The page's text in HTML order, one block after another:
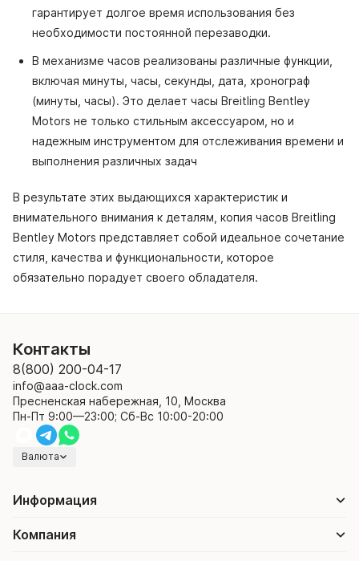
гарантирует долгое время использования без
необходимости постоянной перезаводки.
В механизме часов реализованы различные функции,
включая минуты, часы, секунды, дата, хронограф
(минуты, часы). Это делает часы Breitling Bentley
Motors не только стильным аксессуаром, но и
надежным инструментом для отслеживания времени и
выполнения различных задач
В результате этих выдающихся характеристик и
внимательного внимания к деталям, копия часов Breitling
Bentley Motors представляет собой идеальное сочетание
стиля, качества и функциональности, которое
обязательно порадует своего обладателя.
Контакты
8(800) 200-04-17
info@aaa-clock.com
Пресненская набережная, 10, Москва
Пн-Пт 9:00—23:00; Сб-Вс 10:00-20:00
Валюта
Информация
Компания